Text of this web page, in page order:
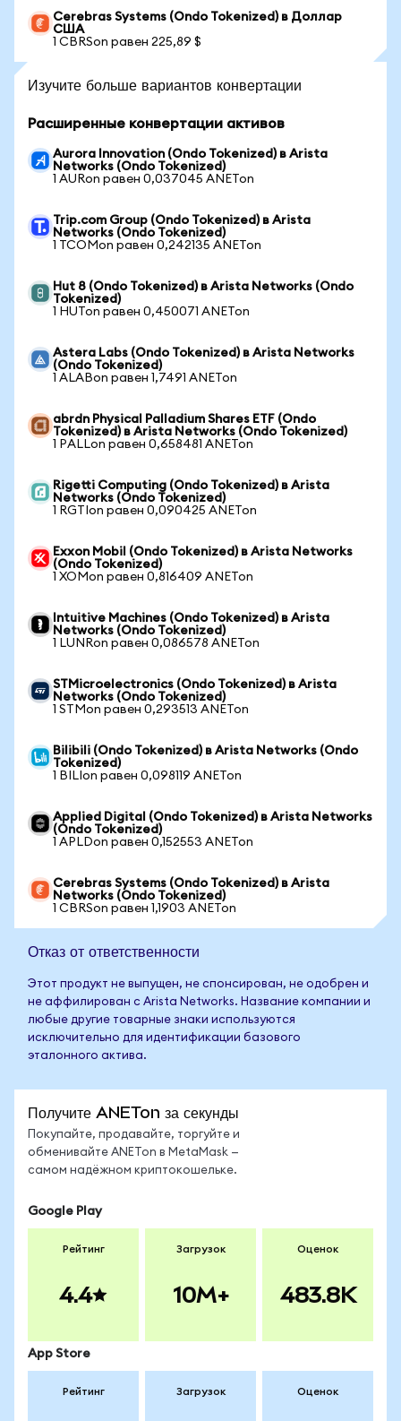
Cerebras Systems (Ondo Tokenized) в Доллар
США
1 CBRSon равен 225,89 $
Изучите больше вариантов конвертации
Расширенные конвертации активов
Aurora Innovation (Ondo Tokenized) в Arista
Networks (Ondo Tokenized)
1 AURon равен 0,037045 ANETon
Trip.com Group (Ondo Tokenized) в Arista
Networks (Ondo Tokenized)
1 TCOMon равен 0,242135 ANETon
Hut 8 (Ondo Tokenized) в Arista Networks (Ondo
Tokenized)
1 HUTon равен 0,450071 ANETon
Astera Labs (Ondo Tokenized) в Arista Networks
(Ondo Tokenized)
1 ALABon равен 1,7491 ANETon
abrdn Physical Palladium Shares ETF (Ondo
Tokenized) в Arista Networks (Ondo Tokenized)
1 PALLon равен 0,658481 ANETon
Rigetti Computing (Ondo Tokenized) в Arista
Networks (Ondo Tokenized)
1 RGTIon равен 0,090425 ANETon
Exxon Mobil (Ondo Tokenized) в Arista Networks
(Ondo Tokenized)
1 XOMon равен 0,816409 ANETon
Intuitive Machines (Ondo Tokenized) в Arista
Networks (Ondo Tokenized)
1 LUNRon равен 0,086578 ANETon
STMicroelectronics (Ondo Tokenized) в Arista
Networks (Ondo Tokenized)
1 STMon равен 0,293513 ANETon
Bilibili (Ondo Tokenized) в Arista Networks (Ondo
Tokenized)
1 BILIon равен 0,098119 ANETon
Applied Digital (Ondo Tokenized) в Arista Networks
(Ondo Tokenized)
1 APLDon равен 0,152553 ANETon
Cerebras Systems (Ondo Tokenized) в Arista
Networks (Ondo Tokenized)
1 CBRSon равен 1,1903 ANETon
Отказ от ответственности
Этот продукт не выпущен, не спонсирован, не одобрен и
не аффилирован с Arista Networks. Название компании и
любые другие товарные знаки используются
исключительно для идентификации базового
эталонного актива.
Получите ANETon за секунды
Покупайте, продавайте, торгуйте и
обменивайте ANETon в MetaMask —
самом надёжном криптокошельке.
Google Play
Рейтинг
4.4
Загрузок
10M+
Оценок
483.8K
App Store
Рейтинг Загрузок Оценок